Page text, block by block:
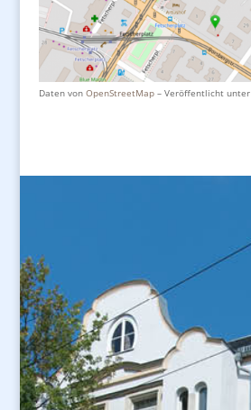
Daten von OpenStreetMap– Veröffentlicht unter